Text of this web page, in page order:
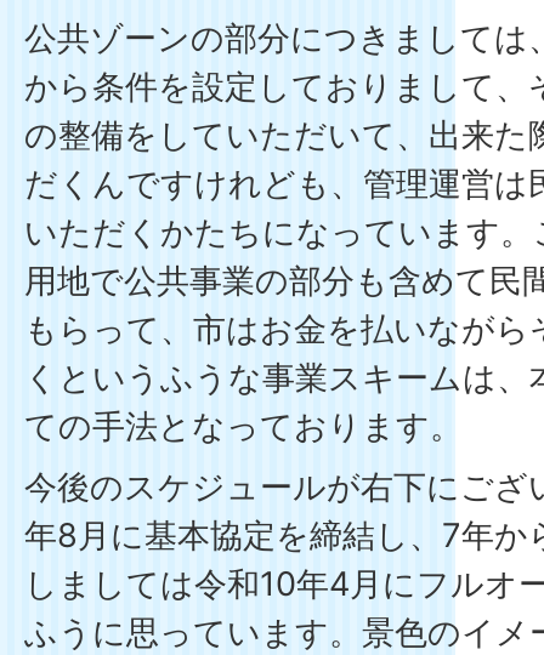
公共ゾーンの部分につきましては
から条件を設定しておりまして、
の整備をしていただいて、出来
だくんですけれども、管理運営は
いただくかたちになっています
用地で公共事業の部分も含めて民
もらって、市はお金を払いなが
くというふうな事業スキームは
ての手法となっております。
今後のスケジュールが右下にご
年8月に基本協定を締結し、7年
しましては令和10年4月にフルオ
ふうに思っています。景色のイ